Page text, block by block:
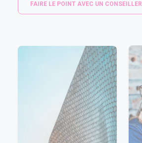
FAIRE LE POINT AVEC UN CONSEILLER